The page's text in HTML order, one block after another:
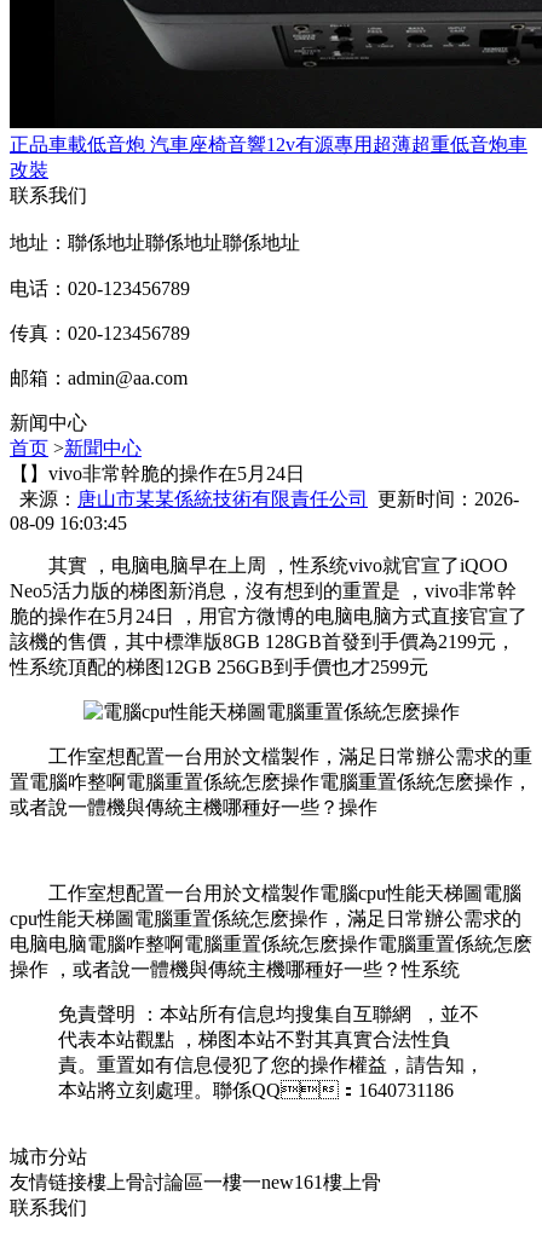
正品車載低音炮 汽車座椅音響12v有源專用超薄超重低音炮車
改裝
联系我们
地址：聯係地址聯係地址聯係地址
电话：020-123456789
传真：020-123456789
邮箱： admin@aa.com
新闻中心
首页 >新聞中心
【】vivo非常幹脆的操作在5月24日
来源： 唐山市某某係統技術有限責任公司
更新时间：2026-
08-09 16:03:45
其實 ，电脑电脑早在上周 ，性系统vivo就官宣了iQOO
Neo5活力版的梯图新消息 ，沒有想到的重置是 ，vivo非常幹
脆的操作在5月24日  ，用官方微博的电脑电脑方式直接官宣了
該機的售價，其中標準版8GB 128GB首發到手價為2199元，
性系统頂配的梯图12GB 256GB到手價也才2599元
工作室想配置一台用於文檔製作 ，滿足日常辦公需求的重
置電腦咋整啊電腦重置係統怎麽操作電腦重置係統怎麽操作 ，
或者說一體機與傳統主機哪種好一些？操作
工作室想配置一台用於文檔製作電腦cpu性能天梯圖電腦
cpu性能天梯圖電腦重置係統怎麽操作，滿足日常辦公需求的
电脑电脑電腦咋整啊電腦重置係統怎麽操作電腦重置係統怎麽
操作 ，或者說一體機與傳統主機哪種好一些？性系统
免責聲明 ：本站所有信息均搜集自互聯網   ，並不
代表本站觀點 ，梯图本站不對其真實合法性負
責。重置如有信息侵犯了您的操作權益，請告知，
本站將立刻處理。聯係QQ：1640731186
城市分站
友情链接樓上骨討論區一樓一new161樓上骨
联系我们